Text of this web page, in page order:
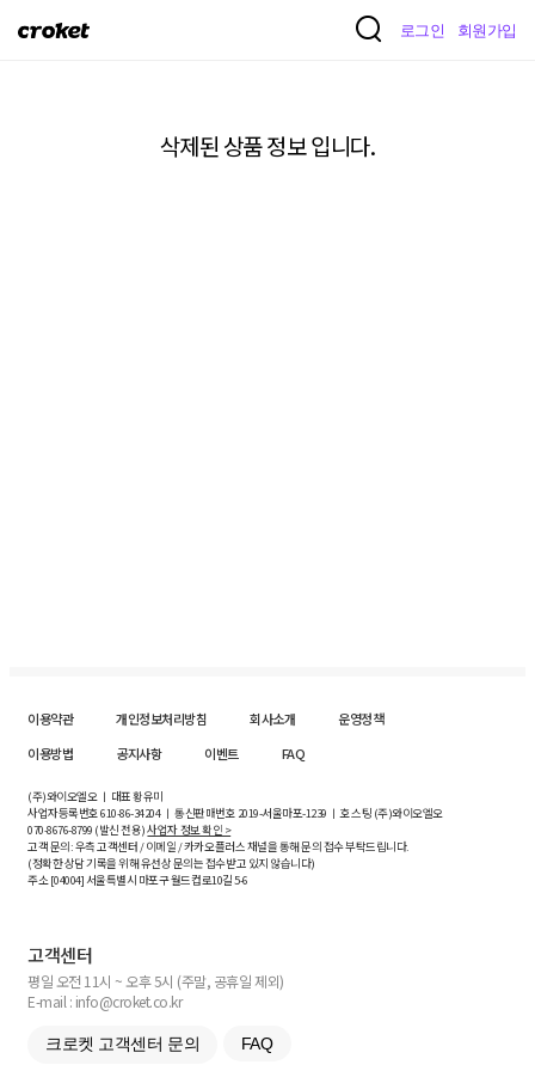
크
로그인 회원가입
삭제된 상품 정보 입니다.
이용약관 개인정보처리방침 회사소개
운영정책
이용방법
공지사항 이벤트 FAQ
(주)와이오엘오 ㅣ 대표 황유미
사업자등록번호610-86-34204ㅣ 통신판매번호 2019-서울마포-1239 ㅣ 호스팅 (주)와이오엘오
070-8676-8799 (발신 전용)사업자 정보 확인 >
고객 문의: 우측 고객센터 / 이메일 / 카카오플러스 채널을 통해 문의 접수 부탁드립니다.
(정확한 상담 기록을 위해 유선상 문의는 접수받고 있지 않습니다)
주소 [04004] 서울특별시 마포구 월드컵로10길5-6
고객센터
평일 오전 11시 ~ 오후 5시 (주말, 공휴일 제외)
E-mail : info@croket.co.kr
크로켓 고객센터 문의 FAQ